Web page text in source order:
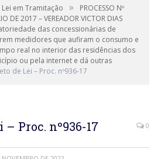
em Tramitação »
PROCESSO Nº
DE 2017 – VEREADOR VICTOR DIAS
das concessionárias de
medidores que aufiram o consumo e
real no interior das residências dos
ou pela internet e dá outras
de Lei – Proc. nº936-17
– Proc. nº936-17 0